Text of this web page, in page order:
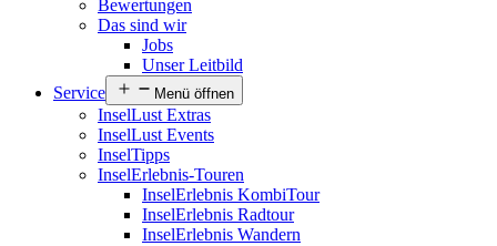
Bewertungen
Das sind wir
Jobs
Unser Leitbild
Service
Menü öffnen
InselLust Extras
InselLust Events
InselTipps
InselErlebnis-Touren
InselErlebnis KombiTour
InselErlebnis Radtour
InselErlebnis Wandern